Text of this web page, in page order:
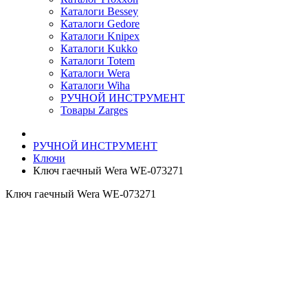
Каталоги Bessey
Каталоги Gedore
Каталоги Knipex
Каталоги Kukko
Каталоги Totem
Каталоги Wera
Каталоги Wiha
РУЧНОЙ ИНСТРУМЕНТ
Товары Zarges
РУЧНОЙ ИНСТРУМЕНТ
Ключи
Ключ гаечный Wera WE-073271
Ключ гаечный Wera WE-073271